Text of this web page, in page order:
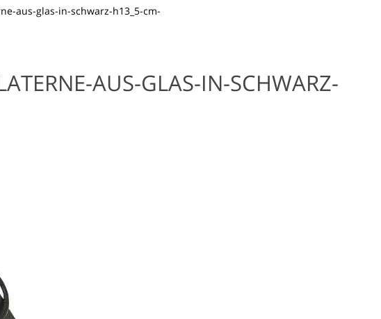
aus-glas-in-schwarz-h13_5-cm-
AUS-GLAS-IN-SCHWARZ-